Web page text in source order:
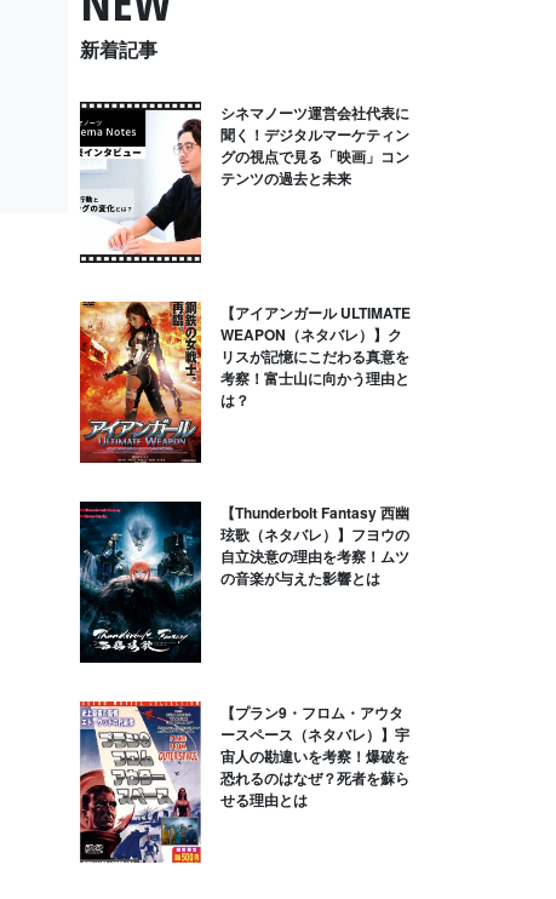
新着記事
シネマノーツ運営会社代表に
聞く！デジタルマーケティン
グの視点で見る「映画」コン
テンツの過去と未来
【アイアンガール ULTIMATE
WEAPON（ネタバレ）】ク
リスが記憶にこだわる真意を
考察！富士山に向かう理由と
は？
【Thunderbolt Fantasy 西幽
玹歌（ネタバレ）】フヨウの
自立決意の理由を考察！ムツ
の音楽が与えた影響とは
【プラン9・フロム・アウタ
ースペース（ネタバレ）】宇
宙人の勘違いを考察！爆破を
恐れるのはなぜ？死者を蘇ら
せる理由とは